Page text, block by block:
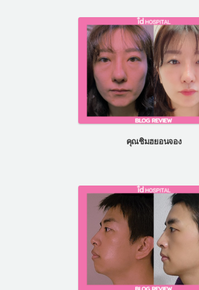
คุณชิมฮยอนจอง